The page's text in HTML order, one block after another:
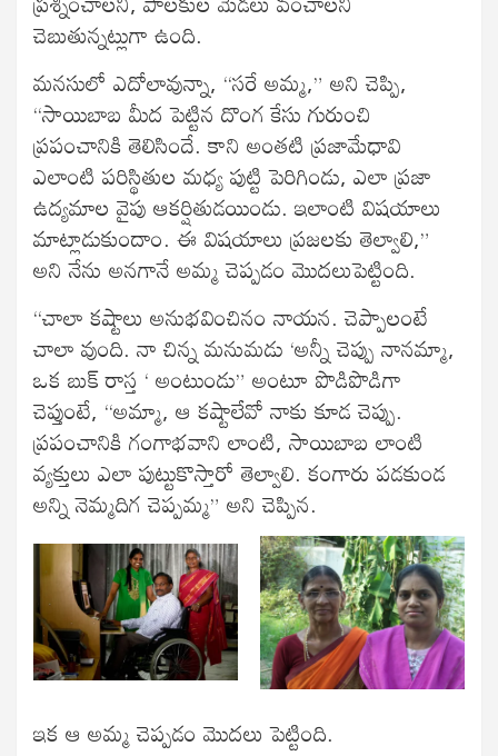
చెబుతున్నట్లుగా ఉంది.
మనసులో ఎదోలావున్నా, “సరే అమ్మ,” అని చెప్పి,
“సాయిబాబ మీద పెట్టిన దొంగ కేసు గురుంచి
ప్రపంచానికి తెలిసిందే. కాని అంతటి ప్రజామేధావి
ఎలాంటి పరిస్థితుల మధ్య పుట్టి పెరిగిండు, ఎలా ప్రజా
ఉద్యమాల వైపు ఆకర్షితుడయిండు. ఇలాంటి విషయాలు
మాట్లాడుకుందాం. ఈ విషయాలు ప్రజలకు తెల్వాలి,”
అని నేను అనగానే అమ్మ చెప్పడం మొదలుపెట్టింది.
“చాలా కష్టాలు అనుభవించినం నాయన. చెప్పాలంటే
చాలా వుంది. నా చిన్న మనుమడు ‘అన్నీ చెప్పు నానమ్మా,
ఒక బుక్ రాస్త ‘ అంటుండు” అంటూ పొడిపొడిగా
చెప్తుంటే, “అమ్మా, ఆ కష్టాలేవో నాకు కూడ చెప్పు.
ప్రపంచానికి గంగాభవాని లాంటి, సాయిబాబ లాంటి
వ్యక్తులు ఎలా పుట్టుకొస్తారో తెల్వాలి. కంగారు పడకుండ
అన్ని నెమ్మదిగ చెప్పమ్మ” అని చెప్పిన.
ఇక ఆ అమ్మ చెప్పడం మొదలు పెట్టింది.